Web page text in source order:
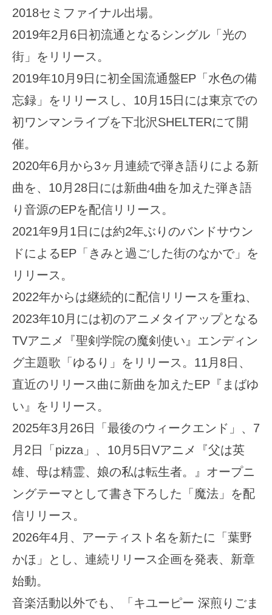
2018セミファイナル出場。
2019年2月6日初流通となるシングル「光の
街」をリリース。
2019年10月9日に初全国流通盤EP「水色の備
忘録」をリリースし、10月15日には東京での
初ワンマンライブを下北沢SHELTERにて開
催。
2020年6月から3ヶ月連続で弾き語りによる新
曲を、10月28日には新曲4曲を加えた弾き語
り音源のEPを配信リリース。
2021年9月1日には約2年ぶりのバンドサウン
ドによるEP「きみと過ごした街のなかで」を
リリース。
2022年からは継続的に配信リリースを重ね、
2023年10月には初のアニメタイアップとなる
TVアニメ『聖剣学院の魔剣使い』エンディン
グ主題歌「ゆるり」をリリース。11月8日、
直近のリリース曲に新曲を加えたEP『まばゆ
い』をリリース。
2025年3月26日「最後のウィークエンド」、7
月2日「pizza」、10月5日Vアニメ『父は英
雄、母は精霊、娘の私は転生者。』オープニ
ングテーマとして書き下ろした「魔法」を配
信リリース。
2026年4月、アーティスト名を新たに「葉野
かほ」とし、連続リリース企画を発表、新章
始動。
音楽活動以外でも、「キユーピー 深煎りごま